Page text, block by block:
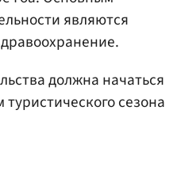
являются
должна начаться
сезона